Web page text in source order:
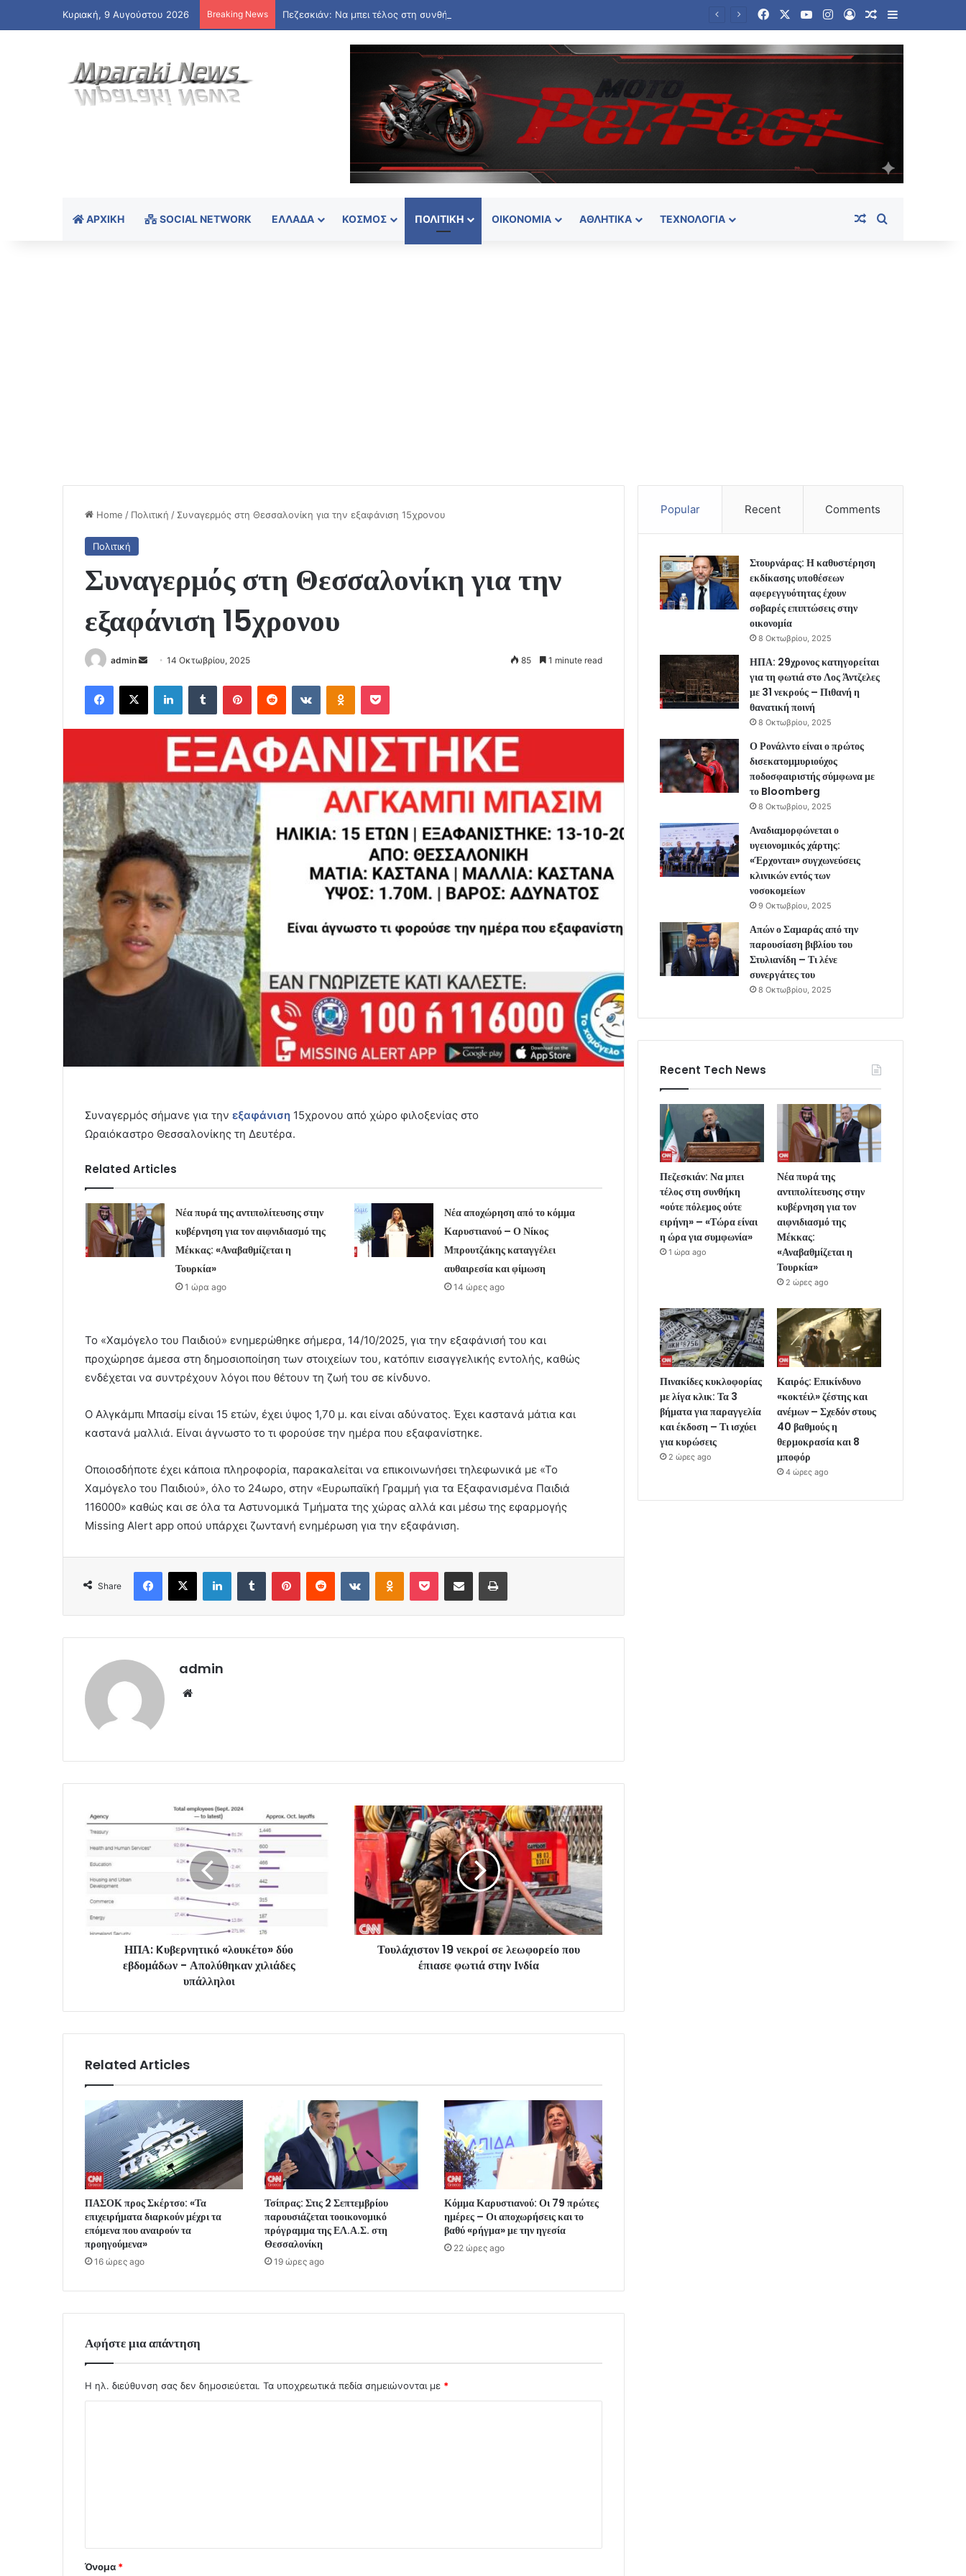
Κυριακή, 9 Αυγούστου 2026 Breaking News FacebookYouTubeInstagram
Log InRandom Article
Sidebar
ΑΡΧΙΚΉ SOCIAL NETWORK ΕΛΛΆΔΑ ΚΌΣΜΟΣ ΠΟΛΙΤΙΚΉ ΟΙΚΟΝΟΜΊΑ ΑΘΛΗΤΙΚΆ ΤΕΧΝΟΛΟΓΊΑ Random Article
Home / Πολιτική / Συναγερμός στη Θεσσαλονίκη για την εξαφάνιση 15χρονου
Πολιτική
Συναγερμός στη Θεσσαλονίκη για την
εξαφάνιση 15χρονου
admin
Send
email
14 Οκτωβρίου, 2025 85 1 minute read
Facebook
X LinkedInTumblr PinterestReddit VKontakteOdnoklassniki
Pocket
Συναγερμός σήμανε για την εξαφάνιση 15χρονου από χώρο φιλοξενίας στο
Ωραιόκαστρο Θεσσαλονίκης τη Δευτέρα.
Related Articles
Νέα πυρά της αντιπολίτευσης στην
κυβέρνηση για τον αιφνιδιασμό της
Μέκκας: «Αναβαθμίζεται η
Τουρκία»
1 ώρα ago
Νέα αποχώρηση από το κόμμα
Καρυστιανού – Ο Νίκος
Μπρουτζάκης καταγγέλει
αυθαιρεσία και φίμωση
14 ώρες ago
Το «Χαμόγελο του Παιδιού» ενημερώθηκε σήμερα, 14/10/2025, για την εξαφάνισή του και
προχώρησε άμεσα στη δημοσιοποίηση των στοιχείων του, κατόπιν εισαγγελικής εντολής, καθώς
ενδέχεται να συντρέχουν λόγοι που θέτουν τη ζωή του σε κίνδυνο.
Ο Αλγκάμπι Μπασίμ είναι 15 ετών, έχει ύψος 1,70 μ. και είναι αδύνατος. Έχει καστανά μάτια και
καστανά μαλλιά. Είναι άγνωστο το τι φορούσε την ημέρα που εξαφανίστηκε.
Οποιοσδήποτε έχει κάποια πληροφορία, παρακαλείται να επικοινωνήσει τηλεφωνικά με «Το
Χαμόγελο του Παιδιού», όλο το 24ωρο, στην «Ευρωπαϊκή Γραμμή για τα Εξαφανισμένα Παιδιά
116000» καθώς και σε όλα τα Αστυνομικά Τμήματα της χώρας αλλά και μέσω της εφαρμογής
Missing Alert app οπού υπάρχει ζωντανή ενημέρωση για την εξαφάνιση.
Share
Facebook
X LinkedInTumblr PinterestReddit VKontakteOdnoklassniki
Pocket Share via Email Print
admin
ΗΠΑ: Kυβερνητικό «λουκέτο» δύο
εβδομάδων - Απολύθηκαν χιλιάδες
υπάλληλοι
Τουλάχιστον 19 νεκροί σε λεωφορείο που
έπιασε φωτιά στην Ινδία
Related Articles
ΠΑΣΟΚ προς Σκέρτσο: «Τα
επιχειρήματα διαρκούν μέχρι τα
επόμενα που αναιρούν τα
προηγούμενα»
16 ώρες ago
Τσίπρας: Στις 2 Σεπτεμβρίου
παρουσιάζεται τοοικονομικό
πρόγραμμα της ΕΛ.Α.Σ. στη
Θεσσαλονίκη
19 ώρες ago
Κόμμα Καρυστιανού: Οι 79 πρώτες
ημέρες – Οι αποχωρήσεις και το
βαθύ «ρήγμα» με την ηγεσία
22 ώρες ago
Αφήστε μια απάντηση
Η ηλ. διεύθυνση σας δεν δημοσιεύεται. Τα υποχρεωτικά πεδία σημειώνονται με *
Όνομα *
Popular Recent Comments
Στουρνάρας: Η καθυστέρηση
εκδίκασης υποθέσεων
αφερεγγυότητας έχουν
σοβαρές επιπτώσεις στην
οικονομία
8 Οκτωβρίου, 2025
ΗΠΑ: 29χρονος κατηγορείται
για τη φωτιά στο Λος Άντζελες
με 31 νεκρούς – Πιθανή η
θανατική ποινή
8 Οκτωβρίου, 2025
Ο Ρονάλντο είναι ο πρώτος
δισεκατομμυριούχος
ποδοσφαιριστής σύμφωνα με
το Bloomberg
8 Οκτωβρίου, 2025
Αναδιαμορφώνεται ο
υγειονομικός χάρτης:
«Έρχονται» συγχωνεύσεις
κλινικών εντός των
νοσοκομείων
9 Οκτωβρίου, 2025
Απών ο Σαμαράς από την
παρουσίαση βιβλίου του
Στυλιανίδη – Τι λένε
συνεργάτες του
8 Οκτωβρίου, 2025
Recent Tech News
Πεζεσκιάν: Να μπει
τέλος στη συνθήκη
«ούτε πόλεμος ούτε
ειρήνη» – «Τώρα είναι
η ώρα για συμφωνία»
1 ώρα ago
Νέα πυρά της
αντιπολίτευσης στην
κυβέρνηση για τον
αιφνιδιασμό της
Μέκκας:
«Αναβαθμίζεται η
Τουρκία»
2 ώρες ago
Πινακίδες κυκλοφορίας
με λίγα κλικ: Τα 3
βήματα για παραγγελία
και έκδοση – Τι ισχύει
για κυρώσεις
2 ώρες ago
Καιρός: Επικίνδυνο
«κοκτέιλ» ζέστης και
ανέμων – Σχεδόν στους
40 βαθμούς η
θερμοκρασία και 8
μποφόρ
4 ώρες ago